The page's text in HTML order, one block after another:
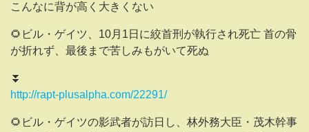
こんなに背が高く大きくない
🌻ビル・ゲイツ、10月1日に絞首刑が執行され死亡 首の骨
が折れず、最後まで苦しみもがいて死ぬ
⏬
http://rapt-plusalpha.com/22291/
🌻ビル・ゲイツの影武者が訪日し、林外務大臣・茂木幹事